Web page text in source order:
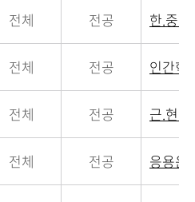
전체 전공 한.중
전체 전공 인간학
전체 전공 근.현
전체 전공 응용윤